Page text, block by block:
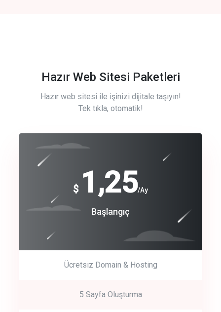
Hazır Web Sitesi Paketleri
Hazır web sitesi ile işinizi dijitale taşıyın!
Tek tıkla, otomatik!
$ 1,25/Ay
Başlangıç
Ücretsiz Domain & Hosting
5 Sayfa Oluşturma
Free
Basic